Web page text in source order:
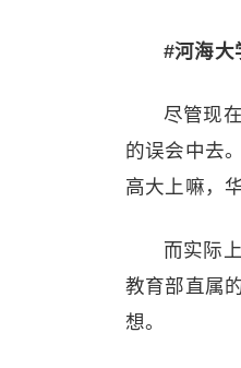
#河海大
尽管现
的误会中去
高大上嘛，
而实际
教育部直属
想。